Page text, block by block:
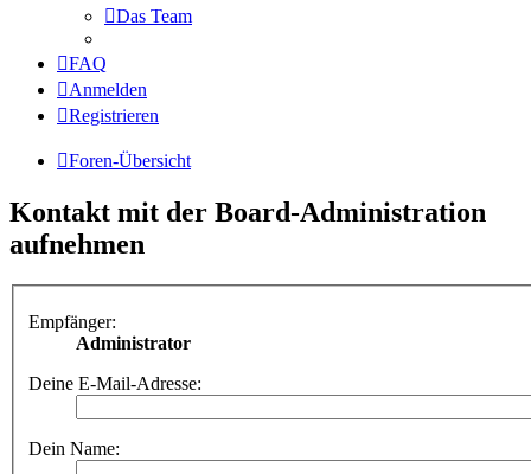
Das Team
FAQ
Anmelden
Registrieren
Foren-Übersicht
Kontakt mit der Board-Administration
aufnehmen
Empfänger:
Administrator
Deine E-Mail-Adresse:
Dein Name: